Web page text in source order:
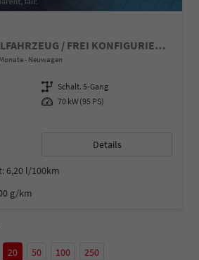
Extra Plus BESTELLFAHRZEUG / FREI KONFIGURIERBAR
Neuwagen
Getriebe Schalt. 5-Gang
Leistung 70 kW (95 PS)
Details
6,20 l/100km
g/km
20 50 100 250